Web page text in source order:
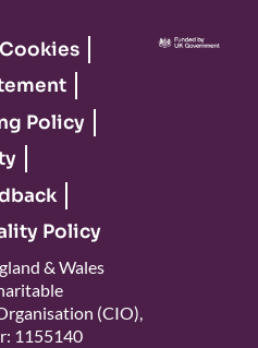
Cookies
Policy
Policy
& Wales
(CIO),
1155140